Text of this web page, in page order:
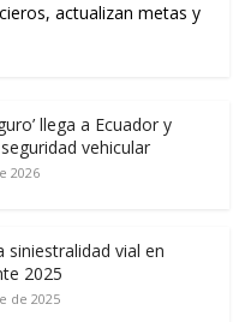
actualizan metas y
llega a Ecuador y
vehicular
2026
siniestralidad vial en
2025
de 2025